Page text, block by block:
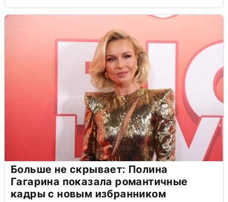
Больше не скрывает: Полина
Гагарина показала романтичные
кадры с новым избранником